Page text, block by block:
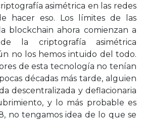
asimétrica en las redes
hacer eso. Los límites de las
blockchain ahora comienzan a
la criptografía asimétrica
no los hemos intuido del todo.
de esta tecnología no tenían
décadas más tarde, alguien
descentralizada y deflacionaria
y lo más probable es
no tengamos idea de lo que se